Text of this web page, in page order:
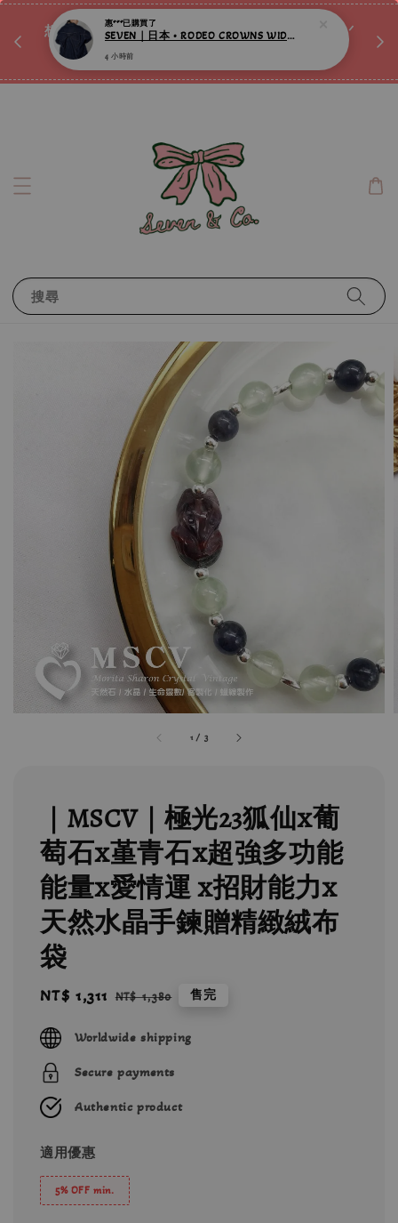
想訂製屬於自己的『水晶手鍊』嗎ꕀ♡ 私訊我們.ᐟ.ᐟ
📣Instagram 這邊按下去
搜尋
1 / 3
｜MSCV｜極光23狐仙x葡
萄石x堇青石x超強多功能
能量x愛情運 x招財能力x
天然水晶手鍊贈精緻絨布
袋
Sale
NT$ 1,311 Regular
NT$ 1,380 售完
Worldwide shipping
Secure payments
Authentic product
適用優惠
5% OFF min.